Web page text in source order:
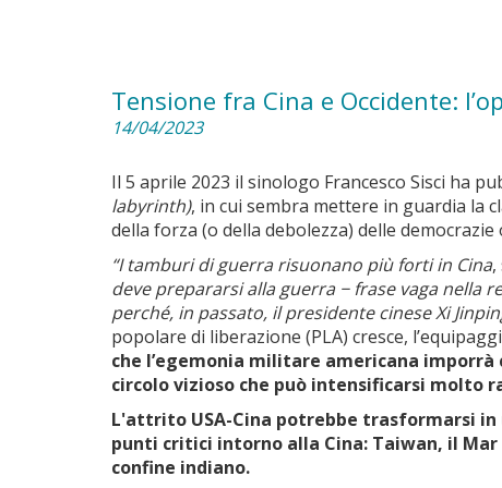
Tensione fra Cina e Occidente:
14/04/2023
Il 5 aprile 2023 il sinologo Francesco Sisci ha
labyrinth), in cui sembra mettere in guardia la
della forza (o della debolezza) delle democrazie
“I tamburi di guerra risuonano più forti in Cina,
deve prepararsi alla guerra − frase vaga nella
perché, in passato, il presidente cinese Xi
popolare di liberazione (PLA) cresce,
che l’egemonia militare americana
circolo vizioso che può intensificarsi molto
L'attrito USA-Cina potrebbe trasformarsi
punti critici intorno alla Cina: Taiwan, il Mar
confine indiano.